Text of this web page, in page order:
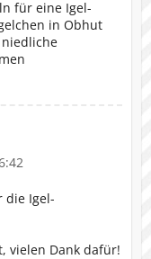
für eine Igel-
in Obhut
die Igel-
vielen Dank dafür!